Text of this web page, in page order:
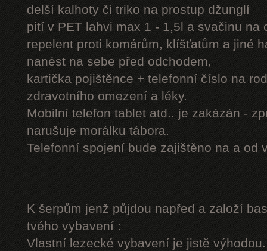
delší kalhoty či triko na prostup džunglí
pití v PET lahvi max 1 - 1,5l a svačinu na
repelent proti komárům, klíšťatům a jiné
nanést na sebe před odchodem,
kartička pojištěnce + telefonní číslo na
zdravotního omezení a léky.
Mobilní telefon tablet atd.. je zakázán -
narušuje morálku tábora.
Telefonní spojení bude zajištěno na a od
K šerpům jenž půjdou napřed a založí
tvého vybavení :
Vlastní lezecké vybavení je jistě výhodou.